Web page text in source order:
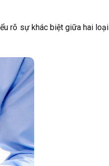
rõ sự khác biệt giữa hai loại